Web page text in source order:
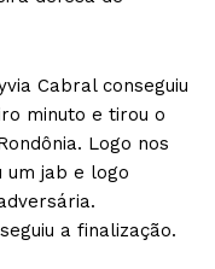
Cabral conseguiu
minuto e tirou o
Logo nos
um jab e logo
a finalização.